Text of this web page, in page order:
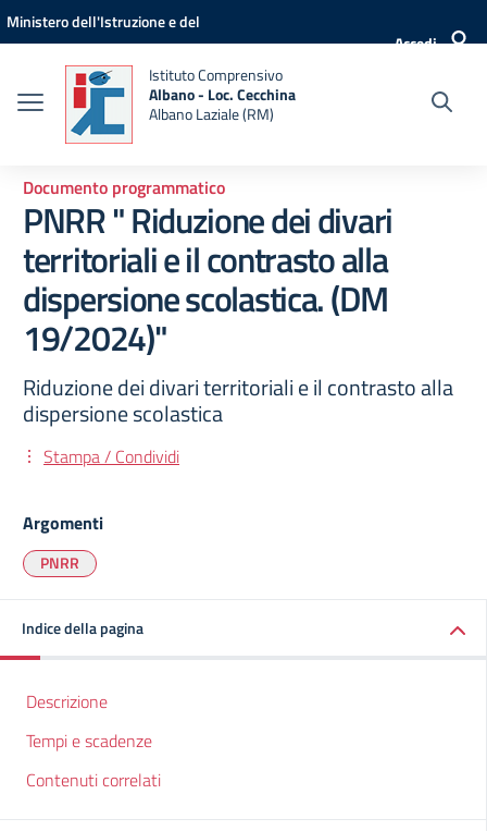
Vai ai contenuti
Vai al menu di navigazione
Vai al footer
Ministero dell'Istruzione e del
Accedi
Istituto Comprensivo
Albano - Loc. Cecchina
Albano Laziale (RM)
Documento programmatico
PNRR " Riduzione dei divari
territoriali e il contrasto alla
dispersione scolastica. (DM
19/2024)"
Riduzione dei divari territoriali e il contrasto alla
dispersione scolastica
Stampa / Condividi
Argomenti
PNRR
Indice della pagina
Descrizione
Tempi e scadenze
Contenuti correlati